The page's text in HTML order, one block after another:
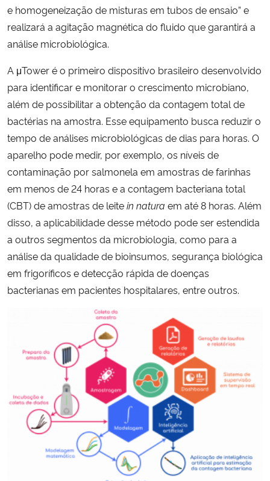
e homogeneização de misturas em tubos de ensaio” e
realizará a agitação magnética do fluido que garantirá a
análise microbiológica.
A μTower é o primeiro dispositivo brasileiro desenvolvido
para identificar e monitorar o crescimento microbiano,
além de possibilitar a obtenção da contagem total de
bactérias na amostra. Esse equipamento busca reduzir o
tempo de análises microbiológicas de dias para horas. O
aparelho pode medir, por exemplo, os níveis de
contaminação por salmonela em amostras de farinhas
em menos de 24 horas e a contagem bacteriana total
(CBT) de amostras de leitein natura em até 8 horas. Além
disso, a aplicabilidade desse método pode ser estendida
a outros segmentos da microbiologia, como para a
análise da qualidade de bioinsumos, segurança biológica
em frigoríficos e detecção rápida de doenças
bacterianas em pacientes hospitalares, entre outros.